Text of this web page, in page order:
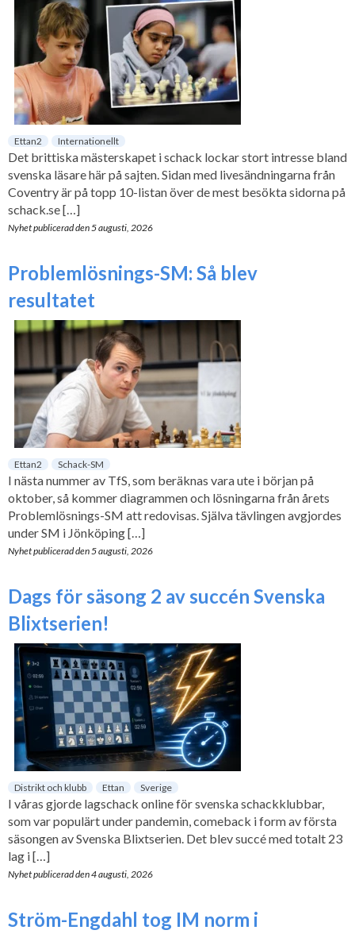
Ettan2 Internationellt
Det brittiska mästerskapet i schack lockar stort intresse bland
svenska läsare här på sajten. Sidan med livesändningarna från
Coventry är på topp 10-listan över de mest besökta sidorna på
schack.se […]
Nyhet publicerad den5 augusti, 2026
Problemlösnings-SM: Så blev
resultatet
Ettan2 Schack-SM
I nästa nummer av TfS, som beräknas vara ute i början på
oktober, så kommer diagrammen och lösningarna från årets
Problemlösnings-SM att redovisas. Själva tävlingen avgjordes
under SM i Jönköping […]
Nyhet publicerad den5 augusti, 2026
Dags för säsong 2 av succén Svenska
Blixtserien!
Distrikt och klubb Ettan Sverige
I våras gjorde lagschack online för svenska schackklubbar,
som var populärt under pandemin, comeback i form av första
säsongen av Svenska Blixtserien. Det blev succé med totalt 23
lag i […]
Nyhet publicerad den4 augusti, 2026
Ström-Engdahl tog IM norm i